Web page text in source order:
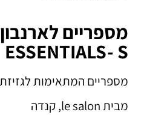
ESSENTIALS- S
מספריים המתאימות לגזיזת
מבית le salon, קנדה